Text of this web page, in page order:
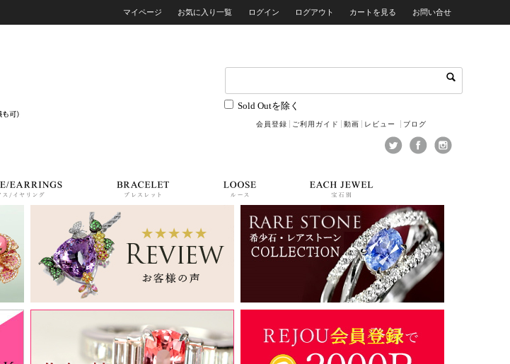
マイページ お気に入り一覧 ログイン ログアウト カートを見る お問い合せ
Sold Outを除く
会員登録 ご利用ガイド 動画 レビュー ブログ